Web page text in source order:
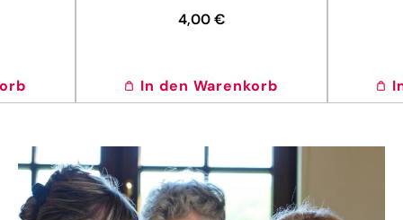
Normaler
4,00 €
In den Warenkorb